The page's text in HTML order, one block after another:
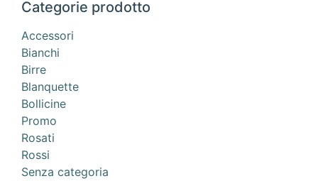
Categorie prodotto
Accessori
Bianchi
Birre
Blanquette
Bollicine
Promo
Rosati
Rossi
Senza categoria